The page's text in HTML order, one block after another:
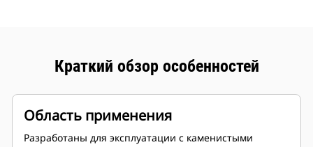
Краткий обзор особенностей
Область применения
Разработаны для эксплуатации с каменистыми